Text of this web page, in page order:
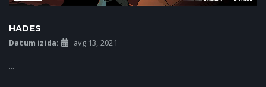
HADES
Datum izida: avg 13, 2021
...